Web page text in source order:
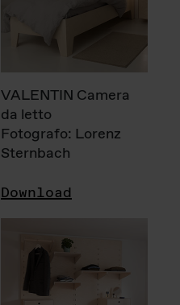
VALENTIN Camera
da letto
Fotografo: Lorenz
Sternbach
Download